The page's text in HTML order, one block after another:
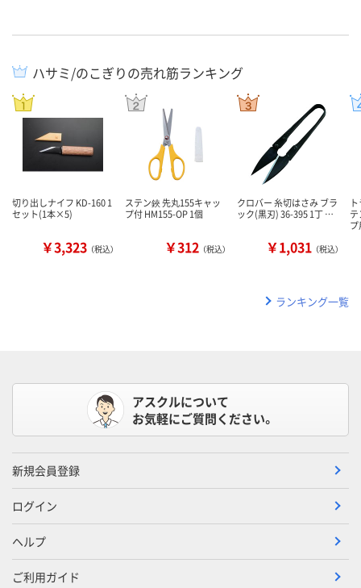
ハサミ/のこぎりの売れ筋ランキング
切り出しナイフ KD-160 1
セット(1本×5)
￥3,323 （税込）
ステン鋏 先丸155キャッ
プ付 HM155-OP 1個
￥312 （税込）
クロバー 糸切はさみ ブラ
ック(黒刃) 36-395 1丁 …
￥1,031 （税込）
ランキング一覧
アスクルについて
お気軽にご質問ください。
新規会員登録
ログイン
ヘルプ
ご利用ガイド